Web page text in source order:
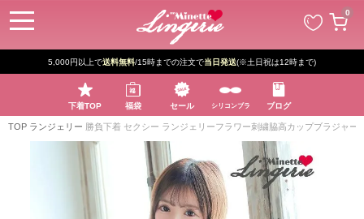
0
5,000円以上で送料無料/15時までの注文で当日発送(※土日祝は12時まで)
下着TOP 福袋 セール シリコンブラ ブログ
TOP ランジェリー 勝負下着 セクシー ランジェリーフラワー刺繍脇高カップブラジャー
ペー
ジト